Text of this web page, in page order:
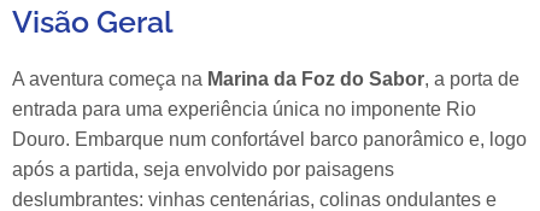
Visão Geral
A aventura começa na Marina da Foz do Sabor, a porta de
entrada para uma experiência única no imponente Rio
Douro. Embarque num confortável barco panorâmico e, logo
após a partida, seja envolvido por paisagens
deslumbrantes: vinhas centenárias, colinas ondulantes e